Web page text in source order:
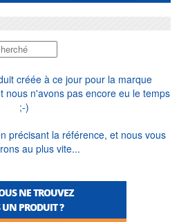
créée à ce jour pour la marque
nous n'avons pas encore eu le temps
;-)
précisant la référence, et nous vous
au plus vite...
NE TROUVEZ
UN PRODUIT ?